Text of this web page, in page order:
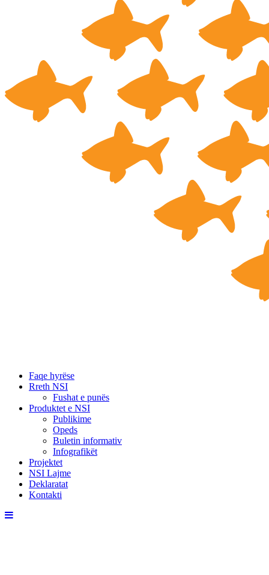
Faqe hyrëse
Rreth NSI
Fushat e punës
Produktet e NSI
Publikime
Opeds
Buletin informativ
Infografikët
Projektet
NSI Lajme
Deklaratat
Kontakti